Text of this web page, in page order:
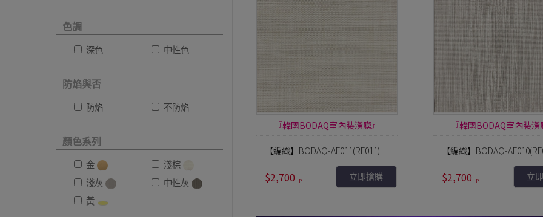
色調
深色 中性色
防焰與否
防焰 不防焰
顏色系列
金
淺棕
淺灰
中性灰
黃
『韓國BODAQ室內裝潢膜』
【編織】BODAQ-AF011(RF011)
$2,700 立即搶購
『韓國BODAQ室內裝
【編織】BODAQ-
$2,700 立